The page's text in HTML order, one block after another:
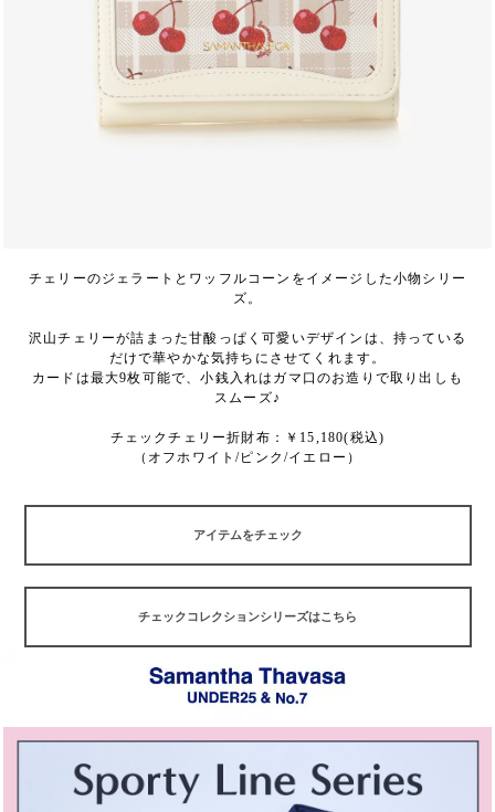
チェリーのジェラートとワッフルコーンをイメージした小物シリー
ズ。
沢山チェリーが詰まった甘酸っぱく可愛いデザインは、持っている
だけで華やかな気持ちにさせてくれます。
カードは最大9枚可能で、小銭入れはガマ口のお造りで取り出しも
スムーズ♪
チェックチェリー折財布：￥15,180(税込)
（オフホワイト/ピンク/イエロー）
アイテムをチェック
チェックコレクションシリーズはこちら